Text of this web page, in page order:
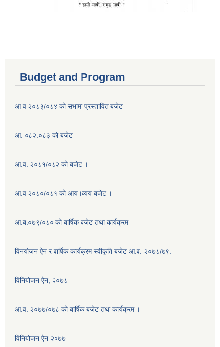
Budget and Program
आ व २०८३/०८४ को सभामा प्रस्तावित बजेट
आ. ०८२.०८३ को बजेट
आ.व. २०८१/०८२ को बजेट ।
आ.व २०८०/०८१ को आय।व्यय बजेट ।
आ.ब.०७९/०८० को बार्षिक बजेट तथा कार्यक्रम
विनयोजन ऐन र वार्षिक कार्यक्रम स्वीकृति बजेट आ.व. २०७८/७९.
विनियोजन ऐन, २०७८
आ.व. २०७७/०७८ को बार्षिक बजेट तथा कार्यक्रम ।
विनियोजन ऐन २०७७